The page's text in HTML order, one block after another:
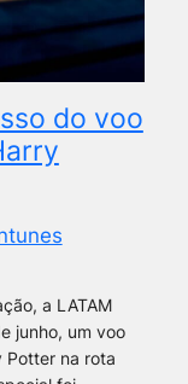
do voo
a LATAM
junho, um voo
Potter na rota